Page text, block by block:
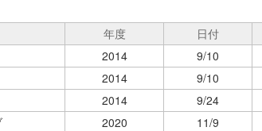
年度 日付
2014 9/10
2014 9/10
2014 9/24
2020 11/9